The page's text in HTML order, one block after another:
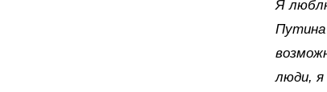
Я
люди, я